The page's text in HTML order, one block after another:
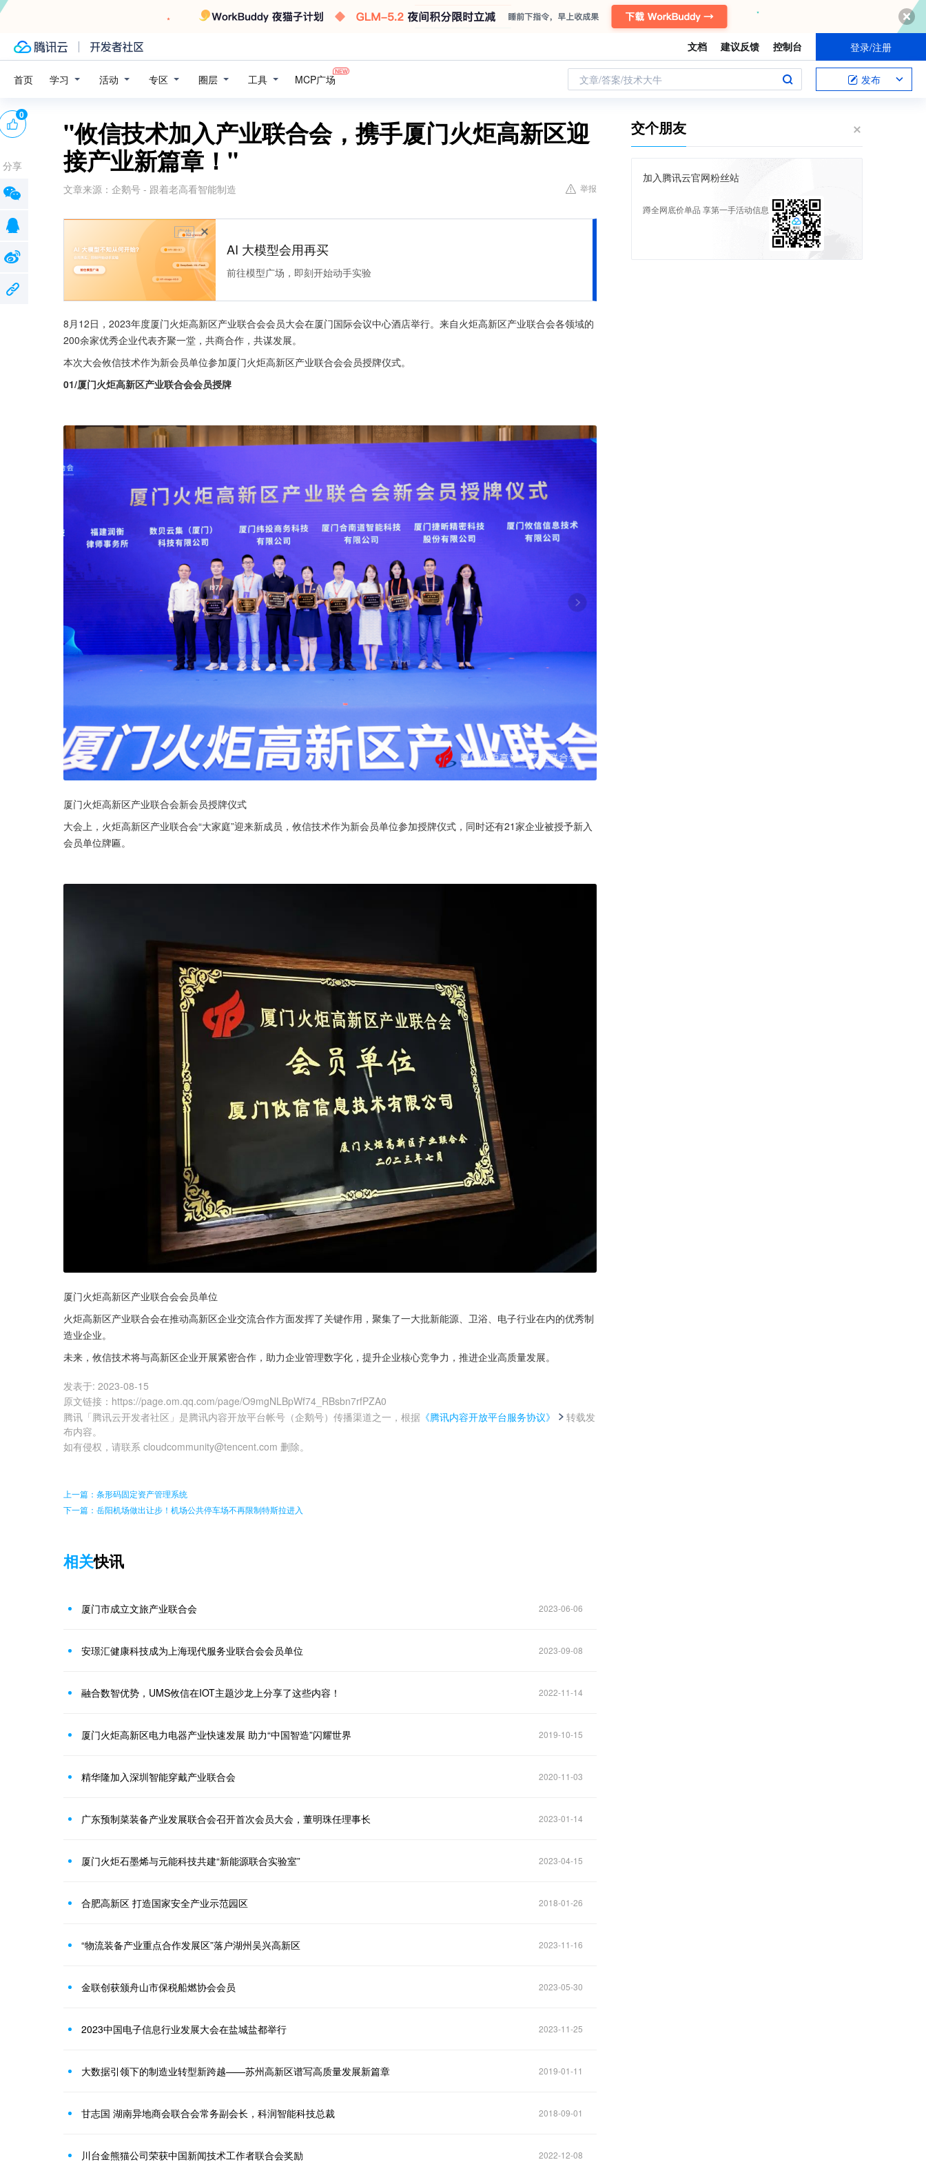
文档 建议反馈 控制台 登录/注册
首页 学习 活动 专区 圈层 工具 MCP广场 文章/答案/技术大牛 发布
"攸信技术加入产业联合会，携手厦门火炬高新区迎
接产业新篇章！"
文章来源： 企鹅号 - 跟着老高看智能制造 举报
广告
AI 大模型会用再买
前往模型广场，即刻开始动手实验
8月12日，2023年度厦门火炬高新区产业联合会会员大会在厦门国际会议中心酒店举行。来自火炬高新区产业联合会各领域的
200余家优秀企业代表齐聚一堂，共商合作，共谋发展。
本次大会攸信技术作为新会员单位参加厦门火炬高新区产业联合会会员授牌仪式。
01/厦门火炬高新区产业联合会会员授牌
厦门火炬高新区产业联合会新会员授牌仪式
大会上，火炬高新区产业联合会“大家庭”迎来新成员，攸信技术作为新会员单位参加授牌仪式，同时还有21家企业被授予新入
会员单位牌匾。
厦门火炬高新区产业联合会会员单位
火炬高新区产业联合会在推动高新区企业交流合作方面发挥了关键作用，聚集了一大批新能源、卫浴、电子行业在内的优秀制
造业企业。
未来，攸信技术将与高新区企业开展紧密合作，助力企业管理数字化，提升企业核心竞争力，推进企业高质量发展。
发表于: 2023-08-15
原文链接 ： https://page.om.qq.com/page/O9mgNLBpWf74_RBsbn7rfPZA0
腾讯「腾讯云开发者社区」是腾讯内容开放平台帐号（企鹅号）传播渠道之一，根据 《腾讯内容开放平台服务协议》
转载发
布内容。
如有侵权，请联系 cloudcommunity@tencent.com 删除。
0
分享
上一篇：条形码固定资产管理系统
下一篇：岳阳机场做出让步！机场公共停车场不再限制特斯拉进入
相关快讯
厦门市成立文旅产业联合会 2023-06-06
安璟汇健康科技成为上海现代服务业联合会会员单位 2023-09-08
融合数智优势，UMS攸信在IOT主题沙龙上分享了这些内容！ 2022-11-14
厦门火炬高新区电力电器产业快速发展 助力“中国智造”闪耀世界 2019-10-15
精华隆加入深圳智能穿戴产业联合会 2020-11-03
广东预制菜装备产业发展联合会召开首次会员大会，董明珠任理事长 2023-01-14
厦门火炬石墨烯与元能科技共建“新能源联合实验室” 2023-04-15
合肥高新区 打造国家安全产业示范园区 2018-01-26
“物流装备产业重点合作发展区”落户湖州吴兴高新区 2023-11-16
金联创获颁舟山市保税船燃协会会员 2023-05-30
2023中国电子信息行业发展大会在盐城盐都举行 2023-11-25
大数据引领下的制造业转型新跨越——苏州高新区谱写高质量发展新篇章 2019-01-11
甘志国 湖南异地商会联合会常务副会长，科润智能科技总裁 2018-09-01
川台金熊猫公司荣获中国新闻技术工作者联合会奖励 2022-12-08
交个朋友
加入腾讯云官网粉丝站
蹲全网底价单品 享第一手活动信息